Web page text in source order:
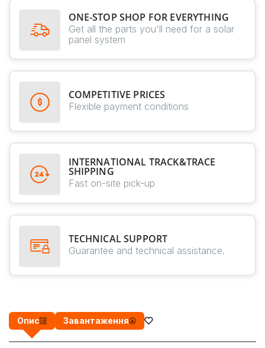
ONE-STOP SHOP FOR EVERYTHING
Get all the parts you'll need for a solar
panel system
COMPETITIVE PRICES
Flexible payment conditions
INTERNATIONAL TRACK&TRACE
SHIPPING
Fast on-site pick-up
TECHNICAL SUPPORT
Guarantee and technical assistance.
Опис Завантаження